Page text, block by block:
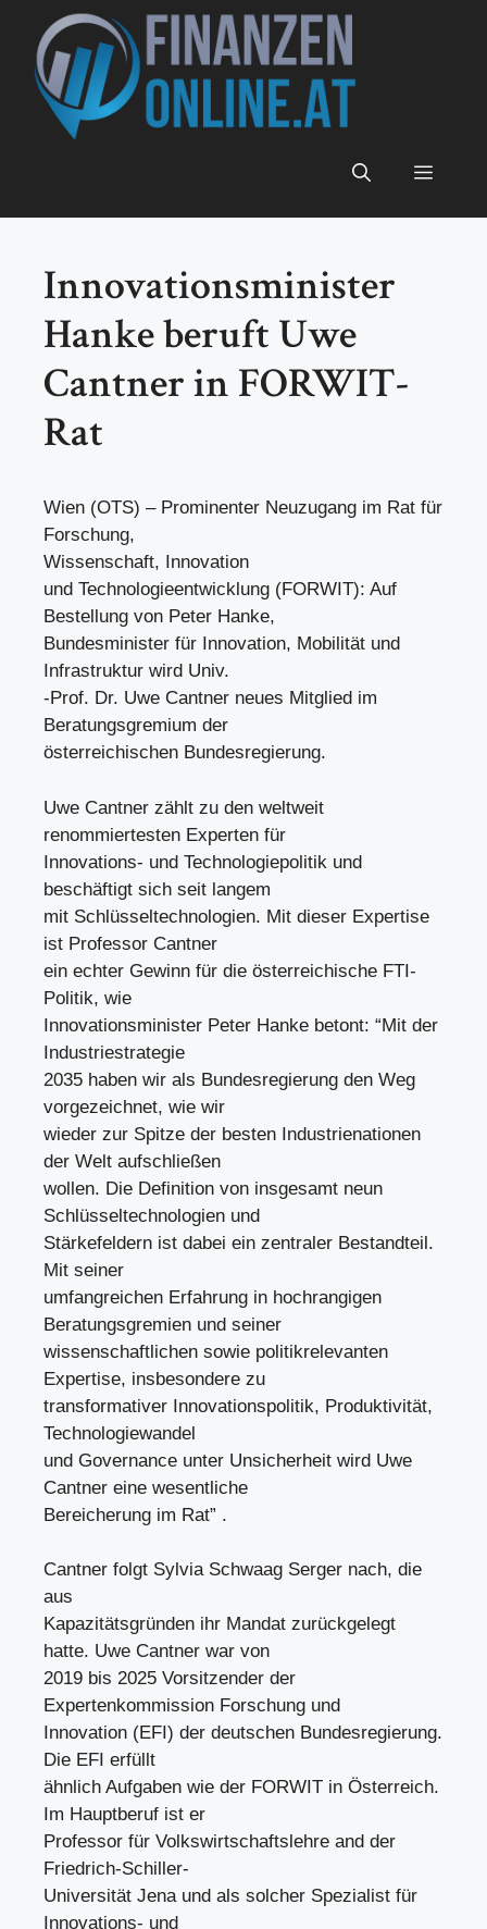
Inhalt
springen
Menü
Innovationsminister
Hanke beruft Uwe
Cantner in FORWIT-
Rat
Wien (OTS) – Prominenter Neuzugang im Rat für
Forschung,
Wissenschaft, Innovation
und Technologieentwicklung (FORWIT): Auf
Bestellung von Peter Hanke,
Bundesminister für Innovation, Mobilität und
Infrastruktur wird Univ.
-Prof. Dr. Uwe Cantner neues Mitglied im
Beratungsgremium der
österreichischen Bundesregierung.
Uwe Cantner zählt zu den weltweit
renommiertesten Experten für
Innovations- und Technologiepolitik und
beschäftigt sich seit langem
mit Schlüsseltechnologien. Mit dieser Expertise
ist Professor Cantner
ein echter Gewinn für die österreichische FTI-
Politik, wie
Innovationsminister Peter Hanke betont: “Mit der
Industriestrategie
2035 haben wir als Bundesregierung den Weg
vorgezeichnet, wie wir
wieder zur Spitze der besten Industrienationen
der Welt aufschließen
wollen. Die Definition von insgesamt neun
Schlüsseltechnologien und
Stärkefeldern ist dabei ein zentraler Bestandteil.
Mit seiner
umfangreichen Erfahrung in hochrangigen
Beratungsgremien und seiner
wissenschaftlichen sowie politikrelevanten
Expertise, insbesondere zu
transformativer Innovationspolitik, Produktivität,
Technologiewandel
und Governance unter Unsicherheit wird Uwe
Cantner eine wesentliche
Bereicherung im Rat” .
Cantner folgt Sylvia Schwaag Serger nach, die
aus
Kapazitätsgründen ihr Mandat zurückgelegt
hatte. Uwe Cantner war von
2019 bis 2025 Vorsitzender der
Expertenkommission Forschung und
Innovation (EFI) der deutschen Bundesregierung.
Die EFI erfüllt
ähnlich Aufgaben wie der FORWIT in Österreich.
Im Hauptberuf ist er
Professor für Volkswirtschaftslehre and der
Friedrich-Schiller-
Universität Jena und als solcher Spezialist für
Innovations- und